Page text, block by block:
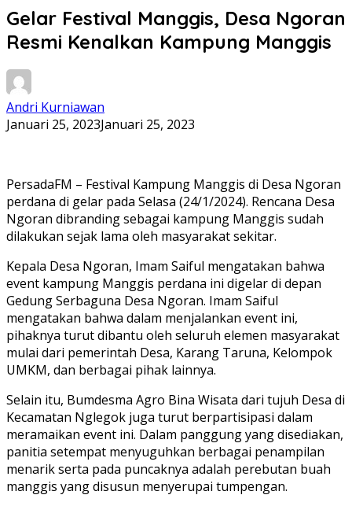
Gelar Festival Manggis, Desa Ngoran
Resmi Kenalkan Kampung Manggis
Andri Kurniawan
Januari 25, 2023Januari 25, 2023
PersadaFM – Festival Kampung Manggis di Desa Ngoran
perdana di gelar pada Selasa (24/1/2024). Rencana Desa
Ngoran dibranding sebagai kampung Manggis sudah
dilakukan sejak lama oleh masyarakat sekitar.
Kepala Desa Ngoran, Imam Saiful mengatakan bahwa
event kampung Manggis perdana ini digelar di depan
Gedung Serbaguna Desa Ngoran. Imam Saiful
mengatakan bahwa dalam menjalankan event ini,
pihaknya turut dibantu oleh seluruh elemen masyarakat
mulai dari pemerintah Desa, Karang Taruna, Kelompok
UMKM, dan berbagai pihak lainnya.
Selain itu, Bumdesma Agro Bina Wisata dari tujuh Desa di
Kecamatan Nglegok juga turut berpartisipasi dalam
meramaikan event ini. Dalam panggung yang disediakan,
panitia setempat menyuguhkan berbagai penampilan
menarik serta pada puncaknya adalah perebutan buah
manggis yang disusun menyerupai tumpengan.